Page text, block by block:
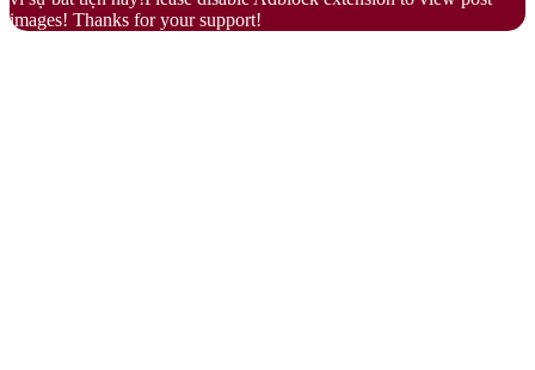
images! Thanks for your support!